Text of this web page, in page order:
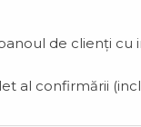
de clienți cu
al confirmării